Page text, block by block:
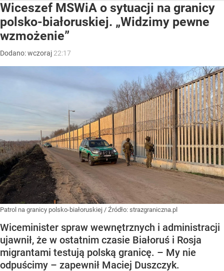
Wiceszef MSWiA o sytuacji na granicy
polsko-białoruskiej. „Widzimy pewne
wzmożenie”
Dodano:wczoraj 22:17
Patrol na granicy polsko-białoruskiej / Źródło: strazgraniczna.pl
Wiceminister spraw wewnętrznych i administracji
ujawnił, że w ostatnim czasie Białoruś i Rosja
migrantami testują polską granicę. – My nie
odpuścimy – zapewnił Maciej Duszczyk.